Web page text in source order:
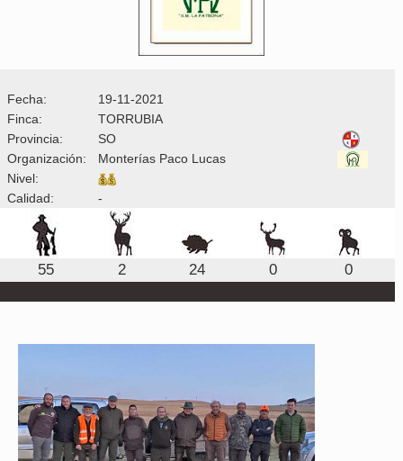
Fecha:
19-11-2021
Finca:
TORRUBIA
Provincia:
SO
Organización:
Monterías Paco Lucas
Nivel:
Calidad:
-
55 2 24 0 0